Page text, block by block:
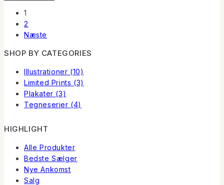
1
2
Næste
SHOP BY CATEGORIES
Illustrationer (10)
Limited Prints (3)
Plakater (3)
Tegneserier (4)
HIGHLIGHT
Alle Produkter
Bedste Sælger
Nye Ankomst
Salg